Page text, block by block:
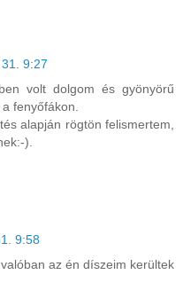
9:27
volt dolgom és gyönyörű
fenyőfákon.
alapján rögtön felismertem,
).
9:58
az én díszeim kerültek